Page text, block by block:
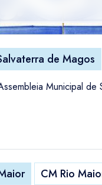
de Magos
Municipal
CM Rio